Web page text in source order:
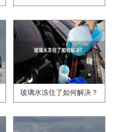
玻璃水冻住了如何解决？